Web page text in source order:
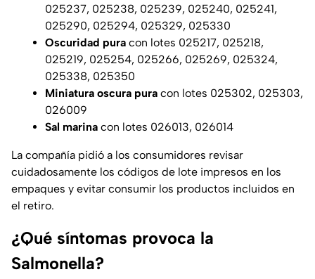
025237, 025238, 025239, 025240, 025241,
025290, 025294, 025329, 025330
Oscuridad pura con lotes 025217, 025218,
025219, 025254, 025266, 025269, 025324,
025338, 025350
Miniatura oscura pura con lotes 025302, 025303,
026009
Sal marina con lotes 026013, 026014
La compañía pidió a los consumidores revisar
cuidadosamente los códigos de lote impresos en los
empaques y evitar consumir los productos incluidos en
el retiro.
¿Qué síntomas provoca la
Salmonella?